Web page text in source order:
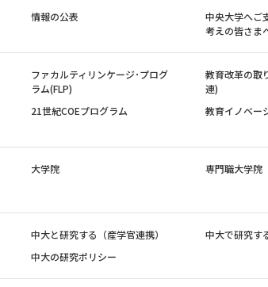
情報の公表
中央大学へご
考えの皆さま
ファカルティリンケージ･プログ
ラム(FLP)
教育改革の取
連)
21世紀COEプログラム 教育イノベー
大学院
専門職大学院
中大と研究する（産学官連携）
中大で研究す
中大の研究ポリシー